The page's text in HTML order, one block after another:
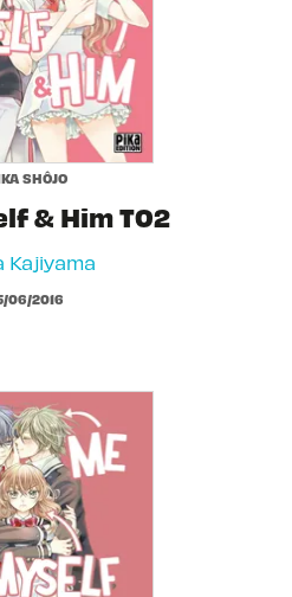
SHÔJO
& Him T02
Kajiyama
06/2016